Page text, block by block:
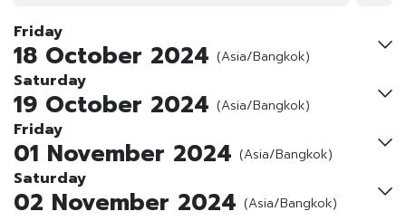
Friday
18 October 2024 (Asia/Bangkok)
Saturday
19 October 2024 (Asia/Bangkok)
Friday
01 November 2024 (Asia/Bangkok)
Saturday
02 November 2024 (Asia/Bangkok)